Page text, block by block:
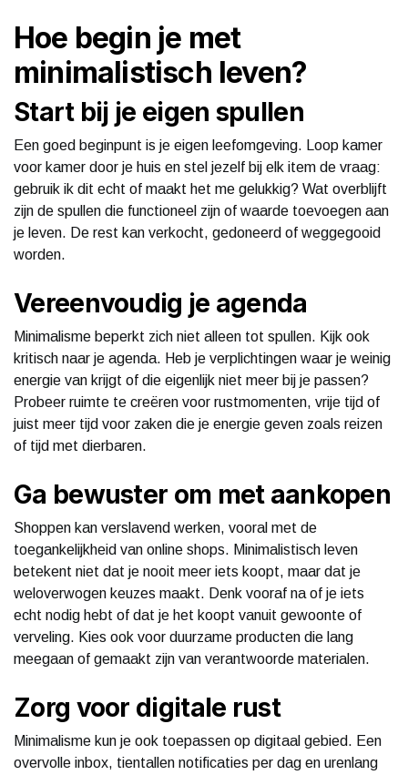
Hoe begin je met
minimalistisch leven?
Start bij je eigen spullen
Een goed beginpunt is je eigen leefomgeving. Loop kamer
voor kamer door je huis en stel jezelf bij elk item de vraag:
gebruik ik dit echt of maakt het me gelukkig? Wat overblijft
zijn de spullen die functioneel zijn of waarde toevoegen aan
je leven. De rest kan verkocht, gedoneerd of weggegooid
worden.
Vereenvoudig je agenda
Minimalisme beperkt zich niet alleen tot spullen. Kijk ook
kritisch naar je agenda. Heb je verplichtingen waar je weinig
energie van krijgt of die eigenlijk niet meer bij je passen?
Probeer ruimte te creëren voor rustmomenten, vrije tijd of
juist meer tijd voor zaken die je energie geven zoals reizen
of tijd met dierbaren.
Ga bewuster om met aankopen
Shoppen kan verslavend werken, vooral met de
toegankelijkheid van online shops. Minimalistisch leven
betekent niet dat je nooit meer iets koopt, maar dat je
weloverwogen keuzes maakt. Denk vooraf na of je iets
echt nodig hebt of dat je het koopt vanuit gewoonte of
verveling. Kies ook voor duurzame producten die lang
meegaan of gemaakt zijn van verantwoorde materialen.
Zorg voor digitale rust
Minimalisme kun je ook toepassen op digitaal gebied. Een
overvolle inbox, tientallen notificaties per dag en urenlang